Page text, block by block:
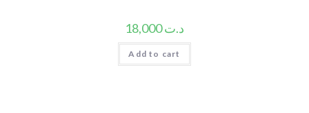
د.ت18,000
Add to cart